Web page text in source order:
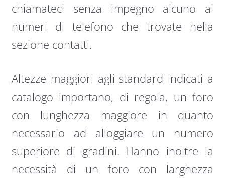
chiamateci senza impegno alcuno ai
numeri di telefono che trovate nella
sezione contatti.
Altezze maggiori agli standard indicati a
catalogo importano, di regola, un foro
con lunghezza maggiore in quanto
necessario ad alloggiare un numero
superiore di gradini. Hanno inoltre la
necessità di un foro con larghezza